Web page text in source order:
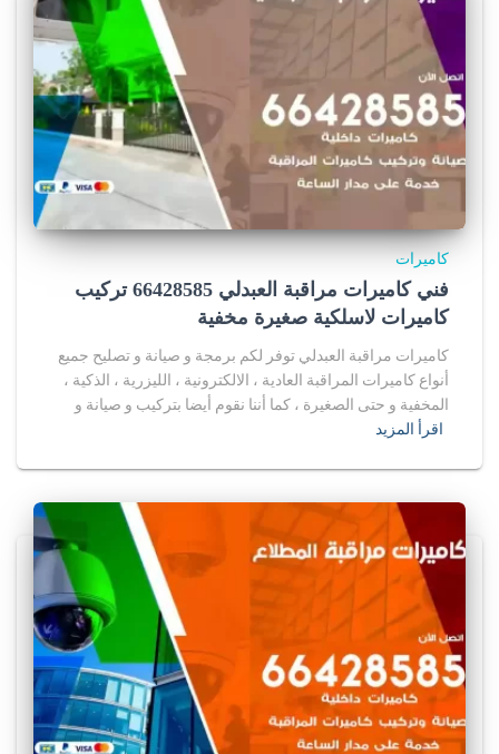
كاميرات
فني كاميرات مراقبة العبدلي 66428585 تركيب
كاميرات لاسلكية صغيرة مخفية
كاميرات مراقبة العبدلي توفر لكم برمجة و صيانة و تصليح جميع
أنواع كاميرات المراقبة العادية ، الالكترونية ، الليزرية ، الذكية ،
المخفية و حتى الصغيرة ، كما أننا نقوم أيضا بتركيب و صيانة و
اقرأ المزيد